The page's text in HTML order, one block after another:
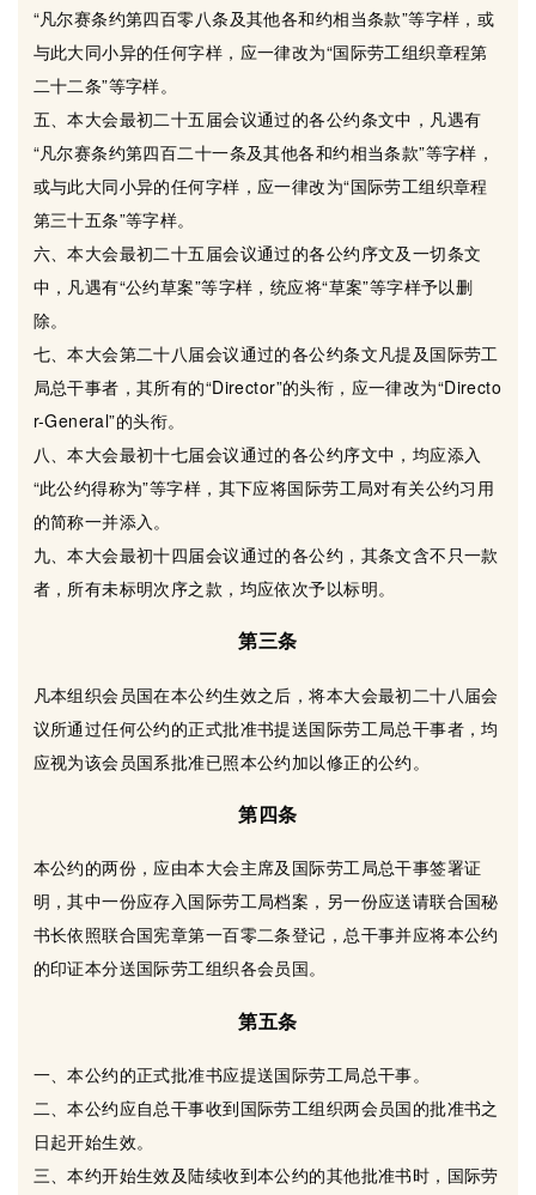
“凡尔赛条约第四百零八条及其他各和约相当条款”等字样，或
与此大同小异的任何字样，应一律改为“国际劳工组织章程第
二十二条”等字样。
五、本大会最初二十五届会议通过的各公约条文中，凡遇有
“凡尔赛条约第四百二十一条及其他各和约相当条款”等字样，
或与此大同小异的任何字样，应一律改为“国际劳工组织章程
第三十五条”等字样。
六、本大会最初二十五届会议通过的各公约序文及一切条文
中，凡遇有“公约草案”等字样，统应将“草案”等字样予以删
除。
七、本大会第二十八届会议通过的各公约条文凡提及国际劳工
局总干事者，其所有的“Director”的头衔，应一律改为“Directo
r-General”的头衔。
八、本大会最初十七届会议通过的各公约序文中，均应添入
“此公约得称为”等字样，其下应将国际劳工局对有关公约习用
的简称一并添入。
九、本大会最初十四届会议通过的各公约，其条文含不只一款
者，所有未标明次序之款，均应依次予以标明。
第三条
凡本组织会员国在本公约生效之后，将本大会最初二十八届会
议所通过任何公约的正式批准书提送国际劳工局总干事者，均
应视为该会员国系批准已照本公约加以修正的公约。
第四条
本公约的两份，应由本大会主席及国际劳工局总干事签署证
明，其中一份应存入国际劳工局档案，另一份应送请联合国秘
书长依照联合国宪章第一百零二条登记，总干事并应将本公约
的印证本分送国际劳工组织各会员国。
第五条
一、本公约的正式批准书应提送国际劳工局总干事。
二、本公约应自总干事收到国际劳工组织两会员国的批准书之
日起开始生效。
三、本约开始生效及陆续收到本公约的其他批准书时，国际劳